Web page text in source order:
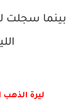
بينما سجلت
ليرة الذهب